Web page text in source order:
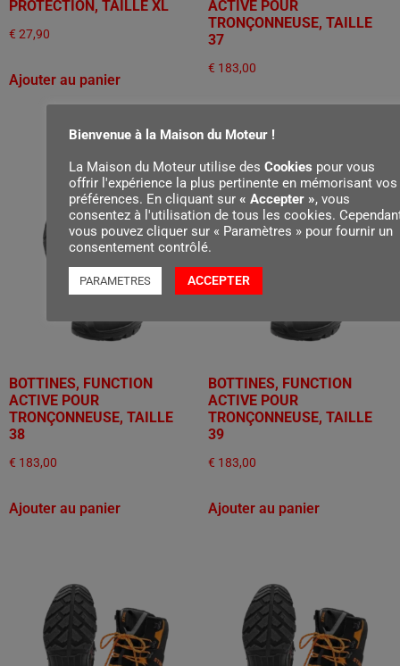
PROTECTION, TAILLE XL
€ 27,90
Ajouter au panier
ACTIVE POUR
TRONÇONNEUSE, TAILLE
37
€ 183,00
BOTTINES, FUNCTION
ACTIVE POUR
TRONÇONNEUSE, TAILLE
38
€ 183,00
Ajouter au panier
BOTTINES, FUNCTION
ACTIVE POUR
TRONÇONNEUSE, TAILLE
39
€ 183,00
Ajouter au panier
Bienvenue à la Maison du Moteur !
La Maison du Moteur utilise des Cookies pour vous
offrir l'expérience la plus pertinente en mémorisant vos
préférences. En cliquant sur « Accepter », vous
consentez à l'utilisation de tous les cookies.
vous pouvez cliquer sur « Paramètres » pour fournir un
consentement contrôlé.
PARAMETRES ACCEPTER